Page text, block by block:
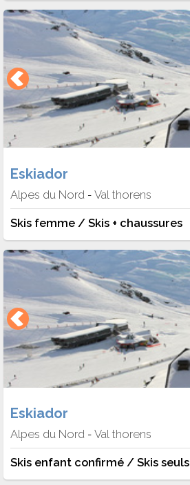
Eskiador
Alpes du Nord - Val thorens
Skis femme / Skis + chaussures
Eskiador
Alpes du Nord - Val thorens
Skis enfant confirmé / Skis seuls